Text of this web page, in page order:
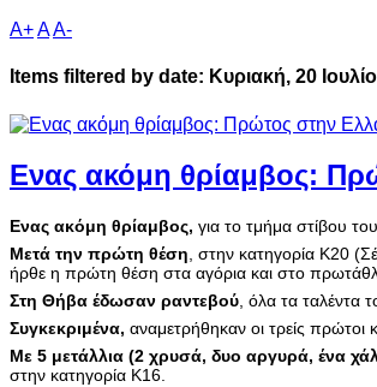
A+AA-
Items filtered by date: Κυριακή, 20
Ενας ακόμη θρίαμβος:
Ενας ακόμη θρίαμβος, για το τμήμα στίβου
Μετά την πρώτη θέση, στην κατηγορία Κ20
ήρθε η πρώτη θέση στα αγόρια και στο
Στη Θήβα έδωσαν ραντεβού, όλα τα ταλέντα
Συγκεκριμένα, αναμετρήθηκαν οι τρείς
Με 5 μετάλλια (2 χρυσά, δυο αργυρά, ένα
στην κατηγορία Κ16.